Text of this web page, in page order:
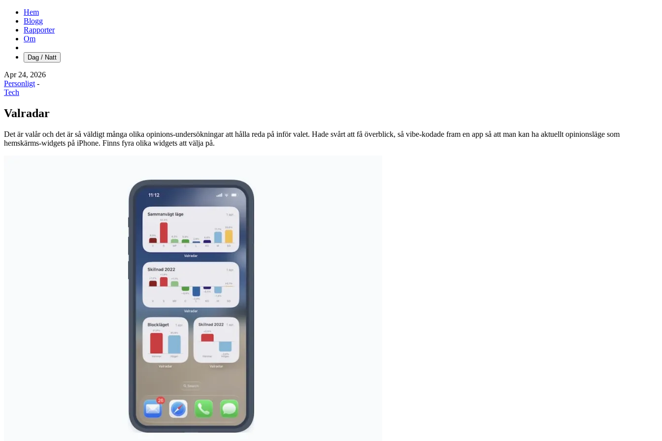
Hem
Blogg
Rapporter
Om
Dag / Natt
Apr 24, 2026
Personligt -
Tech
Valradar
Det är valår och det är så väldigt många olika opinions-undersökningar att hålla reda på inför valet. Hade svårt att få överblick, så vibe-kodade fram en app så att man kan ha aktuellt opinionsläge som
hemskärms-widgets på iPhone. Finns fyra olika widgets att välja på.